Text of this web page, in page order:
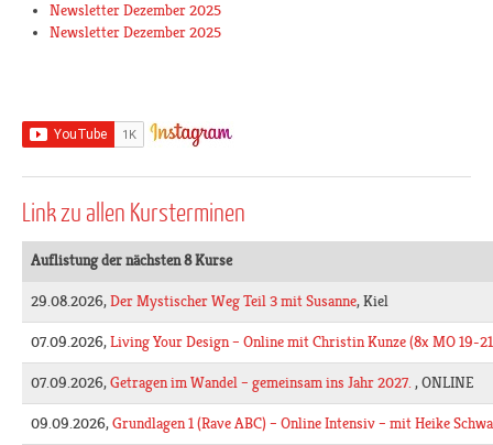
Newsletter Dezember 2025
Newsletter Dezember 2025
Link zu allen Kursterminen
Auflistung der nächsten 8 Kurse
29.08.2026,Der Mystischer Weg Teil 3 mit Susanne, Kiel
07.09.2026,Living Your Design – Online mit Christin Kunze (8x MO 19-
07.09.2026,Getragen im Wandel – gemeinsam ins Jahr 2027. , ONLINE
09.09.2026,Grundlagen 1 (Rave ABC) – Online Intensiv – mit Heike